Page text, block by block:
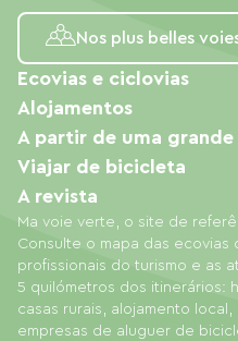
Nos plus belles
Ma voie verte, o site de
Consulte o mapa das ecovias
profissionais do turismo e as
5 quilómetros dos itinerários:
casas rurais, alojamento
empresas de aluguer de
Ecovias e ciclovias
Alojamentos
A partir de uma
Viajar de bicicleta
A revista